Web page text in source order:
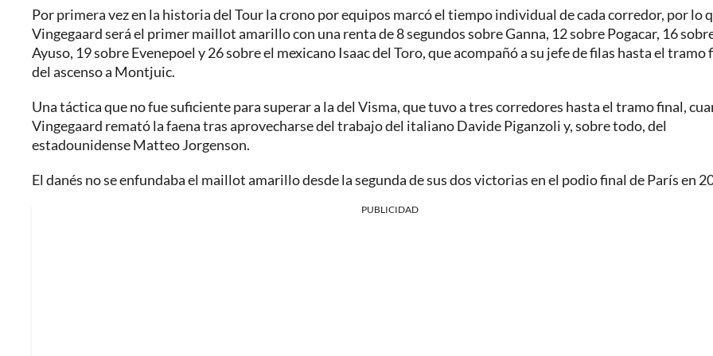
Por primera vez en la historia del Tour la crono por equipos marcó el tiempo individual de cada corredor, por lo
Vingegaard será el primer maillot amarillo con una renta de 8 segundos sobre Ganna, 12 sobre Pogacar, 16
Ayuso, 19 sobre Evenepoel y 26 sobre el mexicano Isaac del Toro, que acompañó a su jefe de filas hasta el tramo
del ascenso a Montjuic.
Una táctica que no fue suficiente para superar a la del Visma, que tuvo a tres corredores hasta el tramo final,
Vingegaard remató la faena tras aprovecharse del trabajo del italiano Davide Piganzoli y, sobre todo, del
estadounidense Matteo Jorgenson.
El danés no se enfundaba el maillot amarillo desde la segunda de sus dos victorias en el podio final de París en
PUBLICIDAD